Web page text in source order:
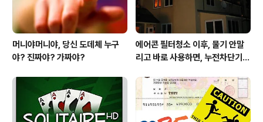
머니야머니야, 당신 도데체 누구
야? 진짜야? 가짜야?
에어콘 필터청소 이후, 물기 안말
리고 바로 사용하면, 누전차단기
심!)